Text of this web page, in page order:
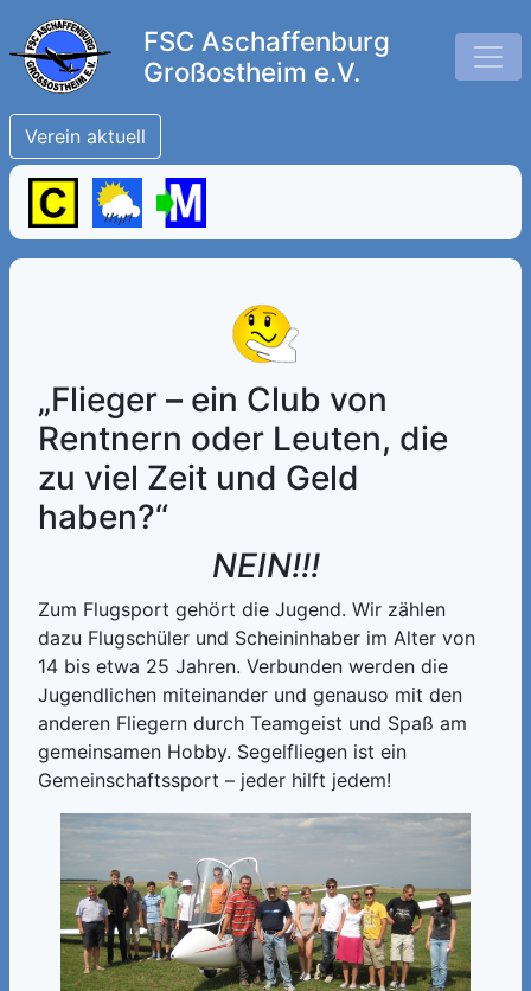
FSC Aschaffenburg
Großostheim e.V.
„Flieger – ein Club von
Rentnern oder Leuten, die
zu viel Zeit und Geld
haben?“
NEIN!!!
Zum Flugsport gehört die Jugend. Wir zählen
dazu Flugschüler und Scheininhaber im Alter von
14 bis etwa 25 Jahren. Verbunden werden die
Jugendlichen miteinander und genauso mit den
anderen Fliegern durch Teamgeist und Spaß am
gemeinsamen Hobby. Segelfliegen ist ein
Gemeinschaftssport – jeder hilft jedem!
Verein aktuell